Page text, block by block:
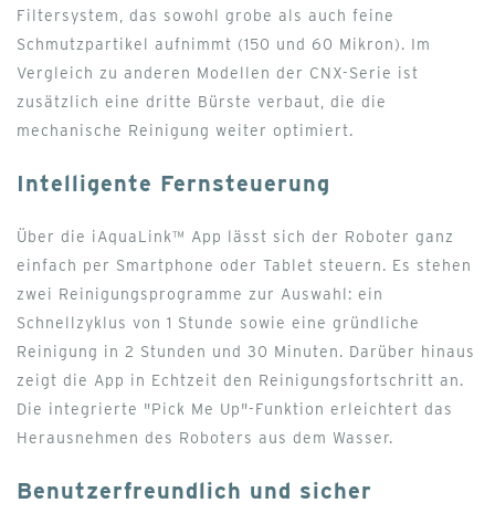
Filtersystem, das sowohl grobe als auch feine
Schmutzpartikel aufnimmt (150 und 60 Mikron). Im
Vergleich zu anderen Modellen der CNX-Serie ist
zusätzlich eine dritte Bürste verbaut, die die
mechanische Reinigung weiter optimiert.
Intelligente Fernsteuerung
Über die iAquaLink™ App lässt sich der Roboter ganz
einfach per Smartphone oder Tablet steuern. Es stehen
zwei Reinigungsprogramme zur Auswahl: ein
Schnellzyklus von 1 Stunde sowie eine gründliche
Reinigung in 2 Stunden und 30 Minuten. Darüber hinaus
zeigt die App in Echtzeit den Reinigungsfortschritt an.
Die integrierte "Pick Me Up"-Funktion erleichtert das
Herausnehmen des Roboters aus dem Wasser.
Benutzerfreundlich und sicher